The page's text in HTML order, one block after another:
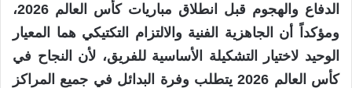
الدفاع والهجوم قبل انطلاق مباريات كأس العالم 2026،
ومؤكداً أن الجاهزية الفنية والالتزام التكتيكي هما المعيار
الوحيد لاختيار التشكيلة الأساسية للفريق، لأن النجاح في
كأس العالم 2026 يتطلب وفرة البدائل في جميع المراكز